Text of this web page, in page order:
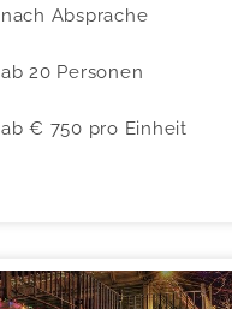
nach Absprache
ab 20 Personen
ab € 750 pro Einheit